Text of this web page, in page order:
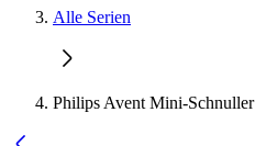
Alle Serien
Philips Avent Mini-Schnuller